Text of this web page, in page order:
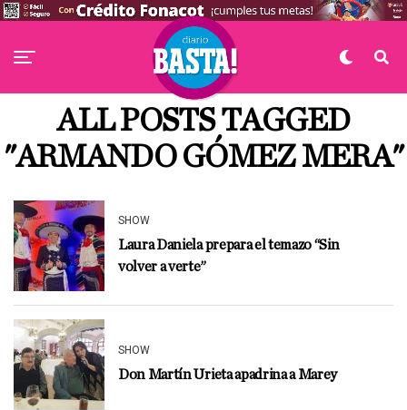
ALL POSTS TAGGED
"ARMANDO GÓMEZ MERA"
SHOW
Laura Daniela prepara el temazo “Sin
volver a verte”
SHOW
Don Martín Urieta apadrina a Marey